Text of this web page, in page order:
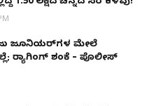
ಜೂನಿಯರ್‌ಗಳ ಮೇಲೆ
ರ‌್ಯಾಗಿಂಗ್ ಶಂಕೆ – ಪೊಲೀಸ್